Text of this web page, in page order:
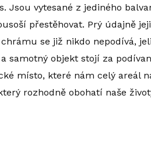
Jsou vytesané z jediného
přestěhovat. Prý údajně
se již nikdo nepodívá,
samotný objekt stojí za
místo, které nám celý areál
rozhodně obohatí naše